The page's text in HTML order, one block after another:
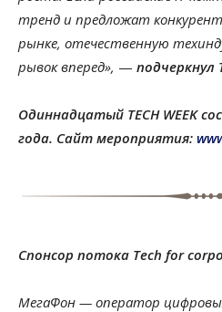
тренд и предложат
рынке, отечественную
рывок вперед», — подчеркнул
Одиннадцатый TECH WEEK
года. Сайт мероприятия:
Спонсор потока Tech for
МегаФон — оператор